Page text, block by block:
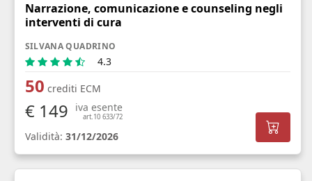
Narrazione, comunicazione e counseling negli
interventi di cura
SILVANA QUADRINO
4.3
50 crediti ECM
€ 149 iva esente
art.10 633/72
Validità: 31/12/2026